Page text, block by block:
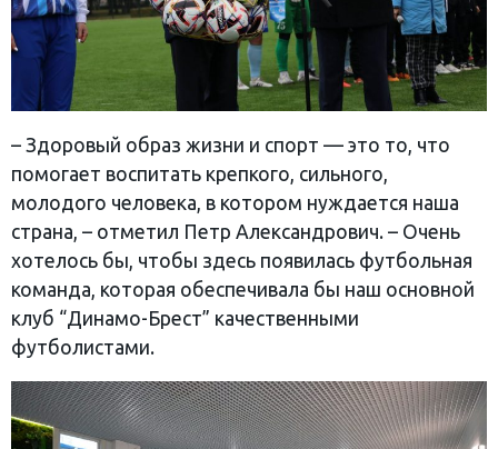
– Здоровый образ жизни и спорт — это то, что
помогает воспитать крепкого, сильного,
молодого человека, в котором нуждается наша
страна, – отметил Петр Александрович. – Очень
хотелось бы, чтобы здесь появилась футбольная
команда, которая обеспечивала бы наш основной
клуб “Динамо-Брест” качественными
футболистами.